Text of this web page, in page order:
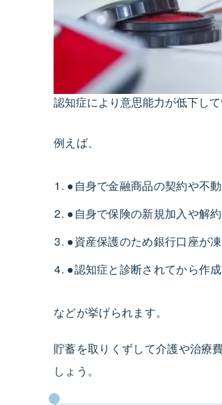
認知症により意思能力が低下し
例えば、
●自身で金融商品の契約や不
●自身で保険の新規加入や解
●資産保護のため銀行口座が
●認知症と診断されてから作
などが挙げられます。
貯蓄を取りくずして介護や治療
しょう。